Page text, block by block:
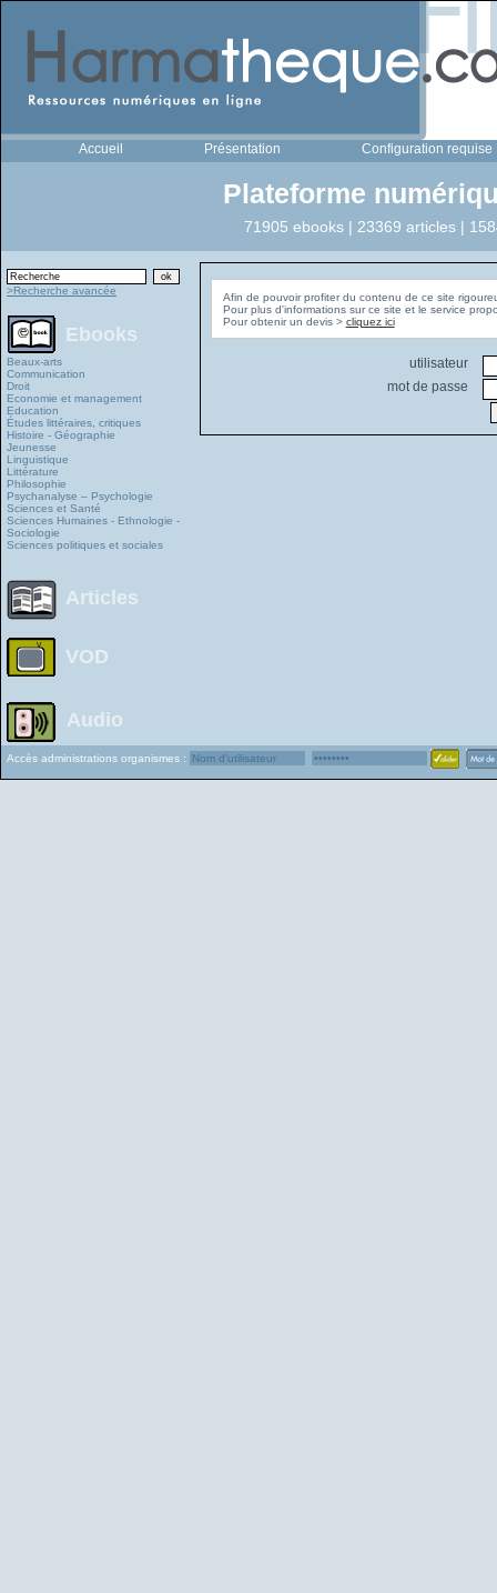
Accueil Présentation Configuration requise
Plateforme
71905 ebooks | 23369 articles |
>Recherche avancée
Ebooks
Beaux-arts
Communication
Droit
Economie et management
Education
Études littéraires, critiques
Histoire - Géographie
Jeunesse
Linguistique
Littérature
Philosophie
Psychanalyse – Psychologie
Sciences et Santé
Sciences Humaines - Ethnologie -
Sociologie
Sciences politiques et sociales
Articles
VOD
Audio
Afin de pouvoir profiter du contenu de ce site
Pour plus d'informations sur ce site et le service
Pour obtenir un devis > cliquez ici
utilisateur
mot de passe
Accès administrations organismes :